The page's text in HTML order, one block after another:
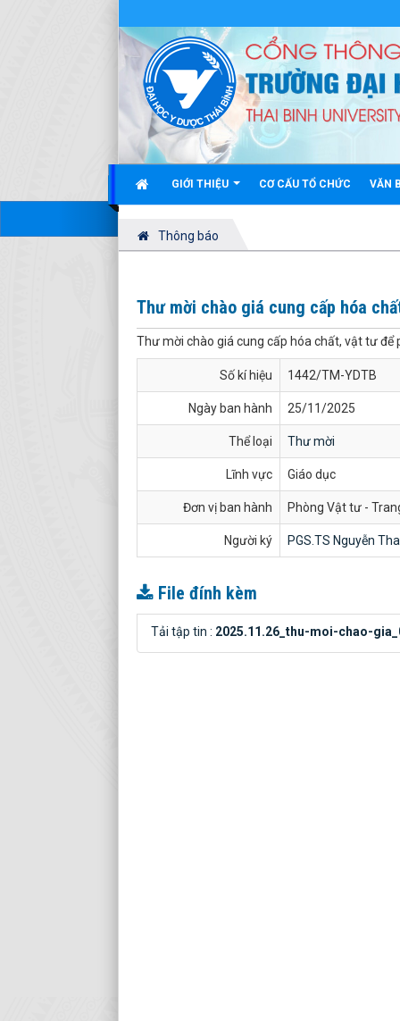
GIỚI THIỆU CƠ CẤU TỔ CHỨC VĂN
Thông báo
Thư mời chào giá cung cấp hóa
Thư mời chào giá cung cấp hóa chất, vật tư
Số kí hiệu 1442/TM-YDTB
Ngày ban hành 25/11/2025
Thể loại Thư mời
Lĩnh vực Giáo dục
Đơn vị ban hành Phòng Vật tư -
Người ký PGS.TS Nguyễn
File đính kèm
Tải tập tin : 2025.11.26_thu-moi-chao-